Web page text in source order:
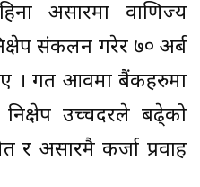
असारमा वाणिज्य
संकलन गरेर ७० अर्ब
। गत आवमा बैंकहरुमा
उच्चदरले बढे्को
असारमै कर्जा प्रवाह